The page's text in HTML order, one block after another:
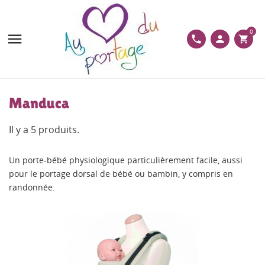
 phone person shopping_cart
0
Manduca
Il y a 5 produits.
Un porte-bébé physiologique particulièrement facile, aussi
pour le portage dorsal de bébé ou bambin, y compris en
randonnée.